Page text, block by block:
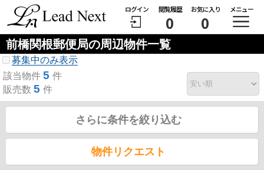
ログイン 閲覧履歴
0
お気に入り
0
メニュー
前橋関根郵便局の周辺物件一覧
募集中のみ表示
該当物件 5 件
販売数 5 件
さらに条件を絞り込む
物件リクエスト